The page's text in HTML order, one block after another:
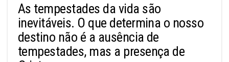
As tempestades da vida são
inevitáveis. O que determina o nosso
destino não é a ausência de
tempestades, mas a presença de